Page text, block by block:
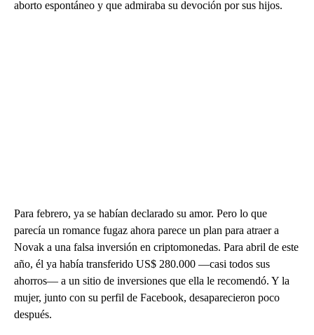
aborto espontáneo y que admiraba su devoción por sus hijos.
Para febrero, ya se habían declarado su amor. Pero lo que
parecía un romance fugaz ahora parece un plan para atraer a
Novak a una falsa inversión en criptomonedas. Para abril de este
año, él ya había transferido US$ 280.000 —casi todos sus
ahorros— a un sitio de inversiones que ella le recomendó. Y la
mujer, junto con su perfil de Facebook, desaparecieron poco
después.